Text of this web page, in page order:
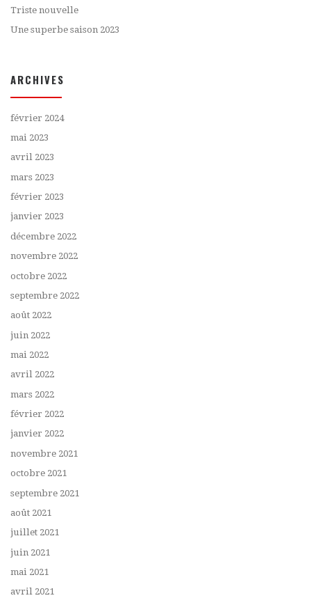
Triste nouvelle
Une superbe saison 2023
ARCHIVES
février 2024
mai 2023
avril 2023
mars 2023
février 2023
janvier 2023
décembre 2022
novembre 2022
octobre 2022
septembre 2022
août 2022
juin 2022
mai 2022
avril 2022
mars 2022
février 2022
janvier 2022
novembre 2021
octobre 2021
septembre 2021
août 2021
juillet 2021
juin 2021
mai 2021
avril 2021